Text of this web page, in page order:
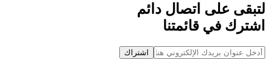
لتبقى على اتصال دائم
اشترك في قائمتنا
اشتراك